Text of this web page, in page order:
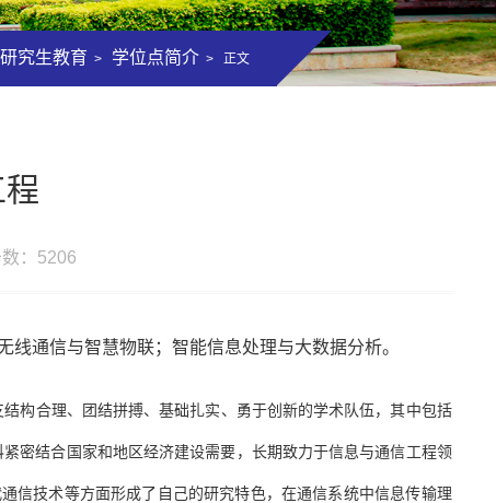
研究生教育 > 学位点简介 > 正文
： 5206
线通信与智慧物联；智能信息处理与大数据分析。
构合理、团结拼搏、基础扎实、勇于创新的学术队伍，其中包括
密结合国家和地区经济建设需要，长期致力于信息与通信工程领
信技术等方面形成了自己的研究特色，在通信系统中信息传输理